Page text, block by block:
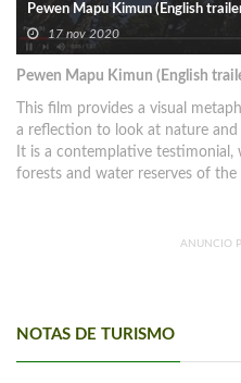
Pewen Mapu Kimun (English
17 nov 2020
Pewen Mapu Kimun (English
This film provides a visual
a reflection to look at nature and
It is a contemplative
forests and water reserves of
ANUNCIO
NOTAS DE TURISMO